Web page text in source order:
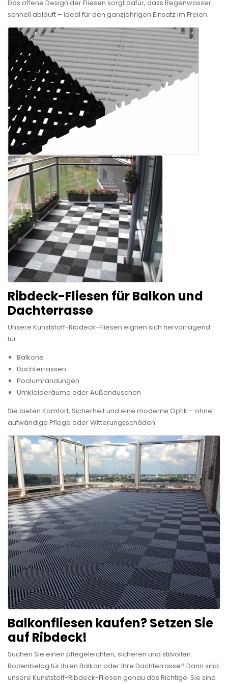
Das offene Design der Fliesen sorgt dafür, dass Regenwasser
schnell abläuft – ideal für den ganzjährigen Einsatz im Freien.
Ribdeck-Fliesen für Balkon und
Dachterrasse
Unsere Kunststoff-Ribdeck-Fliesen eignen sich hervorragend
für:
Balkone
Dachterrassen
Poolumrandungen
Umkleideräume oder Außenduschen
Sie bieten Komfort, Sicherheit und eine moderne Optik – ohne
aufwändige Pflege oder Witterungsschäden.
Balkonfliesen kaufen? Setzen Sie
auf Ribdeck!
Suchen Sie einen pflegeleichten, sicheren und stilvollen
Bodenbelag für Ihren Balkon oder Ihre Dachterrasse? Dann sind
unsere Kunststoff-Ribdeck-Fliesen genau das Richtige. Sie sind